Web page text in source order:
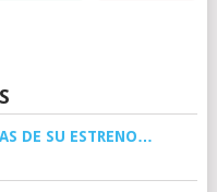
DE SU ESTRENO…